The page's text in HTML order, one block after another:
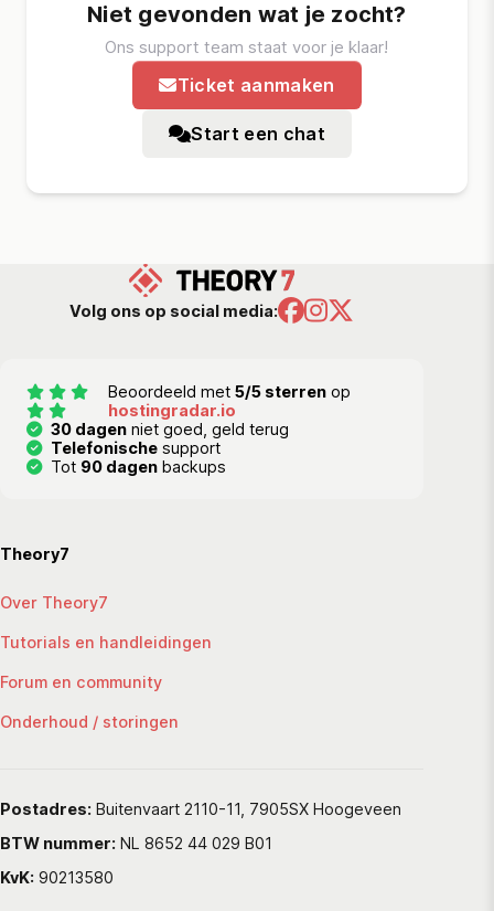
Niet gevonden wat je zocht?
Ons support team staat voor je klaar!
Ticket aanmaken
Start een chat
Volg ons op social media:
Beoordeeld met 5/5 sterrenop
hostingradar.io
30 dagen niet goed, geld terug
Telefonische support
Tot 90 dagen backups
Theory7
Over Theory7
Tutorials en handleidingen
Forum en community
Onderhoud / storingen
Postadres: Buitenvaart 2110-11, 7905SX Hoogeveen
BTW nummer: NL 8652 44 029 B01
KvK: 90213580